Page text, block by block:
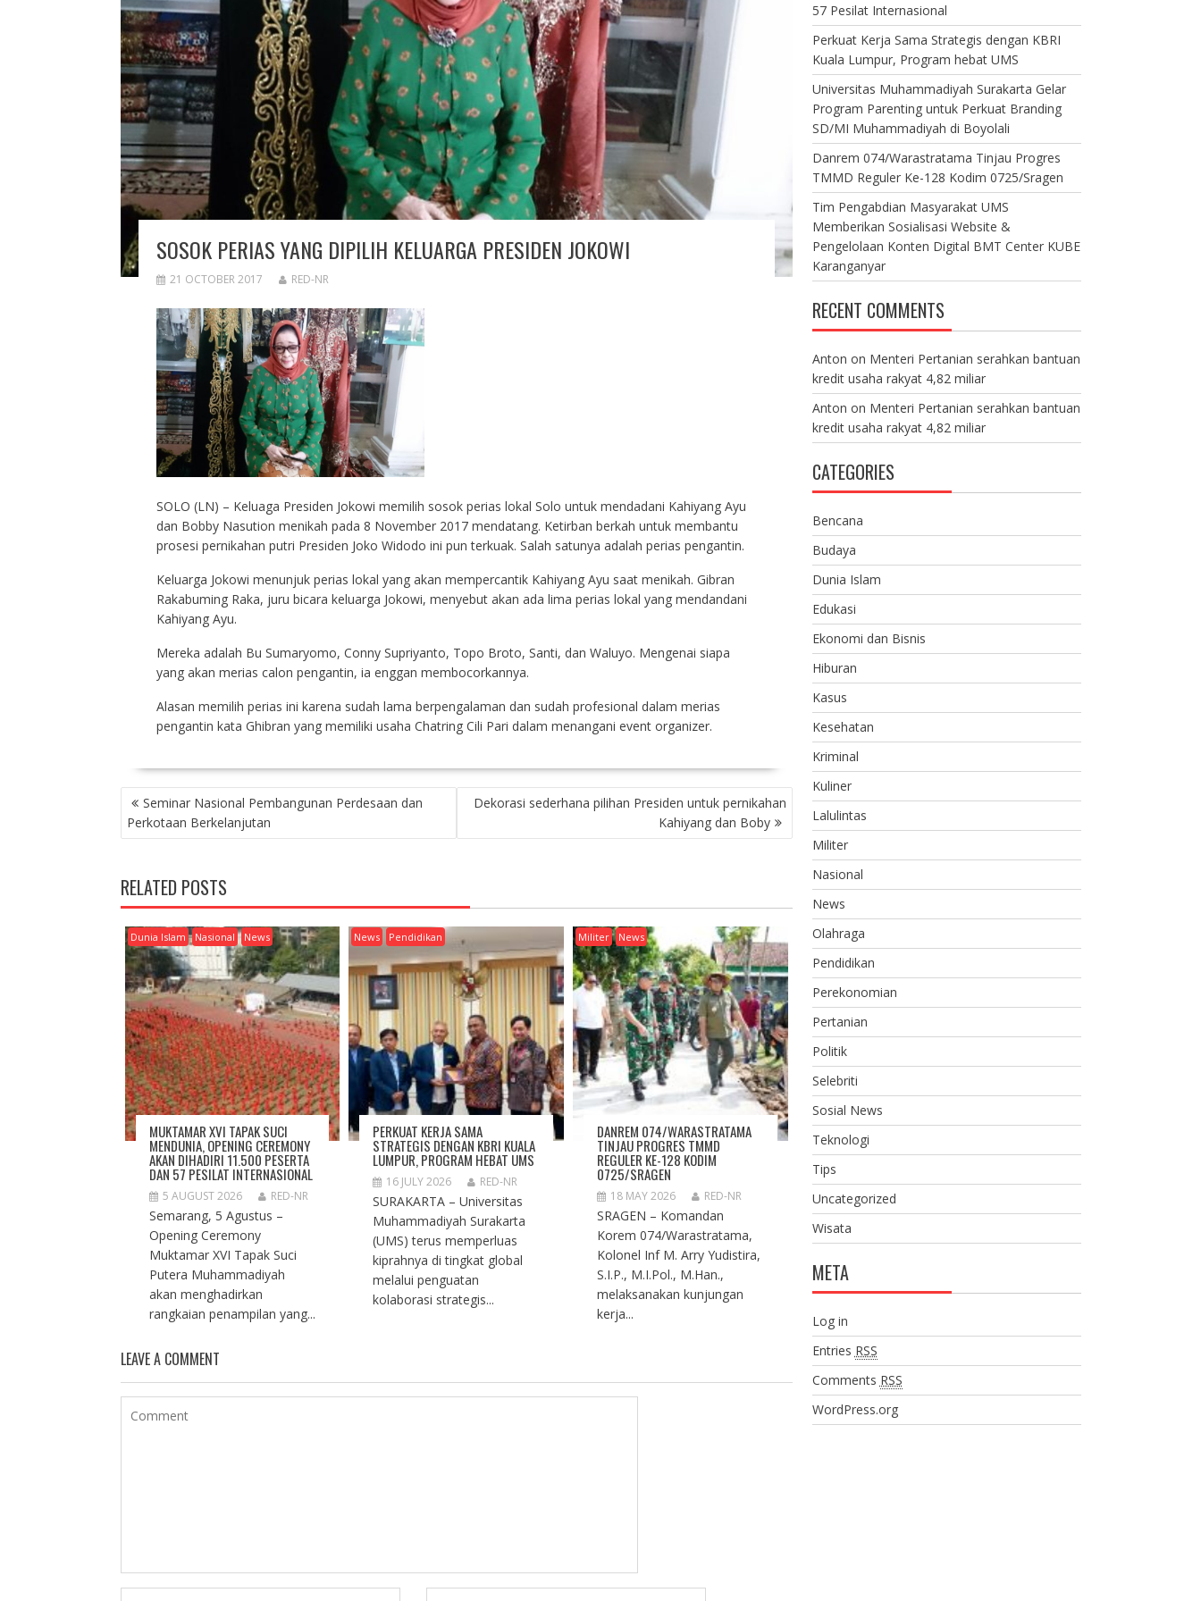
SOSOK PERIAS YANG DIPILIH KELUARGA PRESIDEN JOKOWI
21 OCTOBER 2017 RED-NR
SOLO (LN) – Keluaga Presiden Jokowi memilih sosok perias lokal Solo untuk mendadani Kahiyang Ayu
dan Bobby Nasution menikah pada 8 November 2017 mendatang. Ketirban berkah untuk membantu
prosesi pernikahan putri Presiden Joko Widodo ini pun terkuak. Salah satunya adalah perias pengantin.
Keluarga Jokowi menunjuk perias lokal yang akan mempercantik Kahiyang Ayu saat menikah. Gibran
Rakabuming Raka, juru bicara keluarga Jokowi, menyebut akan ada lima perias lokal yang mendandani
Kahiyang Ayu.
Mereka adalah Bu Sumaryomo, Conny Supriyanto, Topo Broto, Santi, dan Waluyo. Mengenai siapa
yang akan merias calon pengantin, ia enggan membocorkannya.
Alasan memilih perias ini karena sudah lama berpengalaman dan sudah profesional dalam merias
pengantin kata Ghibran yang memiliki usaha Chatring Cili Pari dalam menangani event organizer.
P
O
S
N
A
V
G
A
T
O
N
Seminar Nasional Pembangunan Perdesaan dan
Perkotaan Berkelanjutan
Dekorasi sederhana pilihan Presiden untuk pernikahan
Kahiyang dan Boby
RELATED POSTS
Dunia Islam Nasional News
MUKTAMAR XVI TAPAK SUCI
MENDUNIA, OPENING CEREMONY
AKAN DIHADIRI 11.500 PESERTA
DAN 57 PESILAT INTERNASIONAL
5 AUGUST 2026 RED-NR
Semarang, 5 Agustus –
Opening Ceremony
Muktamar XVI Tapak Suci
Putera Muhammadiyah
akan menghadirkan
rangkaian penampilan yang...
News Pendidikan
PERKUAT KERJA SAMA
STRATEGIS DENGAN KBRI KUALA
LUMPUR, PROGRAM HEBAT UMS
16 JULY 2026 RED-NR
SURAKARTA – Universitas
Muhammadiyah Surakarta
(UMS) terus memperluas
kiprahnya di tingkat global
melalui penguatan
kolaborasi strategis...
Militer News
DANREM 074/WARASTRATAMA
TINJAU PROGRES TMMD
REGULER KE-128 KODIM
0725/SRAGEN
18 MAY 2026 RED-NR
SRAGEN – Komandan
Korem 074/Warastratama,
Kolonel Inf M. Arry Yudistira,
S.I.P., M.I.Pol., M.Han.,
melaksanakan kunjungan
kerja...
LEAVE A COMMENT
57 Pesilat Internasional
Perkuat Kerja Sama Strategis dengan KBRI
Kuala Lumpur, Program hebat UMS
Universitas Muhammadiyah Surakarta Gelar
Program Parenting untuk Perkuat Branding
SD/MI Muhammadiyah di Boyolali
Danrem 074/Warastratama Tinjau Progres
TMMD Reguler Ke-128 Kodim 0725/Sragen
Tim Pengabdian Masyarakat UMS
Memberikan Sosialisasi Website &
Pengelolaan Konten Digital BMT Center KUBE
Karanganyar
RECENT COMMENTS
Anton on Menteri Pertanian serahkan bantuan
kredit usaha rakyat 4,82 miliar
Anton on Menteri Pertanian serahkan bantuan
kredit usaha rakyat 4,82 miliar
CATEGORIES
Bencana
Budaya
Dunia Islam
Edukasi
Ekonomi dan Bisnis
Hiburan
Kasus
Kesehatan
Kriminal
Kuliner
Lalulintas
Militer
Nasional
News
Olahraga
Pendidikan
Perekonomian
Pertanian
Politik
Selebriti
Sosial News
Teknologi
Tips
Uncategorized
Wisata
META
Log in
Entries RSS
Comments RSS
WordPress.org